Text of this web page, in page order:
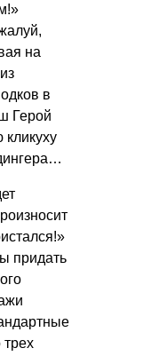
на
в
Герой
кликуху
придать
трех